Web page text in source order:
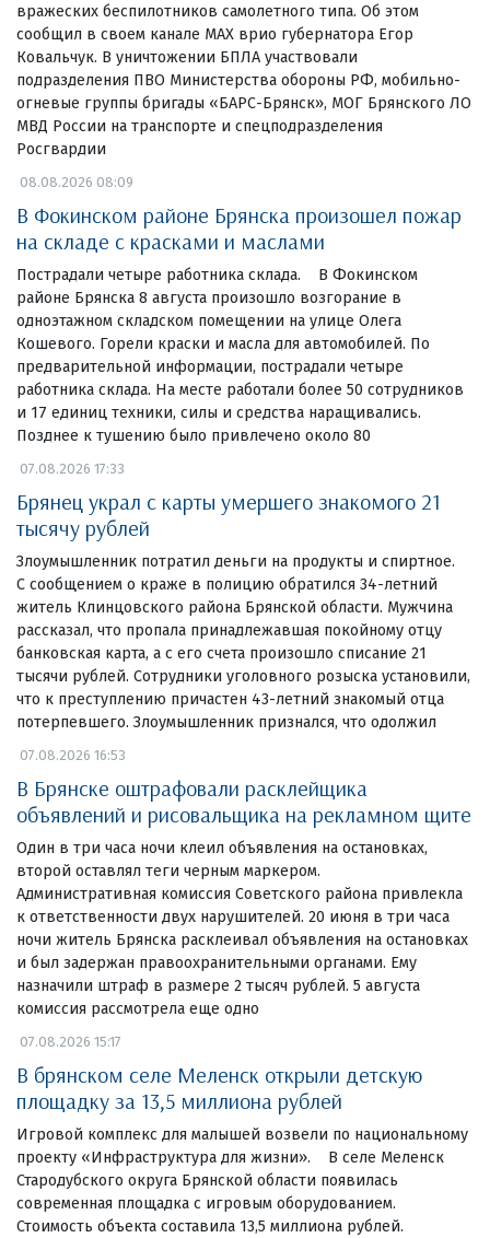
вражеских беспилотников самолетного типа. Об этом
сообщил в своем канале МАХ врио губернатора Егор
Ковальчук. В уничтожении БПЛА участвовали
подразделения ПВО Министерства обороны РФ, мобильно-
огневые группы бригады «БАРС-Брянск», МОГ Брянского ЛО
МВД России на транспорте и спецподразделения
Росгвардии
08.08.2026 08:09
В Фокинском районе Брянска произошел пожар
на складе с красками и маслами
Пострадали четыре работника склада. В Фокинском
районе Брянска 8 августа произошло возгорание в
одноэтажном складском помещении на улице Олега
Кошевого. Горели краски и масла для автомобилей. По
предварительной информации, пострадали четыре
работника склада. На месте работали более 50 сотрудников
и 17 единиц техники, силы и средства наращивались.
Позднее к тушению было привлечено около 80
07.08.2026 17:33
Брянец украл с карты умершего знакомого 21
тысячу рублей
Злоумышленник потратил деньги на продукты и спиртное.
С сообщением о краже в полицию обратился 34-летний
житель Клинцовского района Брянской области. Мужчина
рассказал, что пропала принадлежавшая покойному отцу
банковская карта, а с его счета произошло списание 21
тысячи рублей. Сотрудники уголовного розыска установили,
что к преступлению причастен 43-летний знакомый отца
потерпевшего. Злоумышленник признался, что одолжил
07.08.2026 16:53
В Брянске оштрафовали расклейщика
объявлений и рисовальщика на рекламном щите
Один в три часа ночи клеил объявления на остановках,
второй оставлял теги черным маркером.
Административная комиссия Советского района привлекла
к ответственности двух нарушителей. 20 июня в три часа
ночи житель Брянска расклеивал объявления на остановках
и был задержан правоохранительными органами. Ему
назначили штраф в размере 2 тысяч рублей. 5 августа
комиссия рассмотрела еще одно
07.08.2026 15:17
В брянском селе Меленск открыли детскую
площадку за 13,5 миллиона рублей
Игровой комплекс для малышей возвели по национальному
проекту «Инфраструктура для жизни». В селе Меленск
Стародубского округа Брянской области появилась
современная площадка с игровым оборудованием.
Стоимость объекта составила 13,5 миллиона рублей.